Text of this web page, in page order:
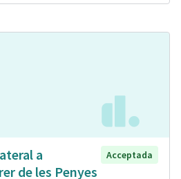
a
de les Penyes
Acceptada